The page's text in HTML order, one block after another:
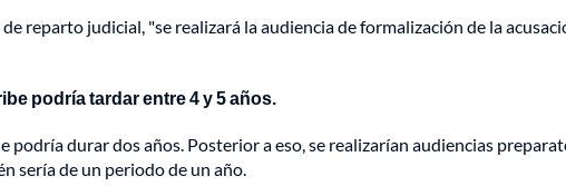
reparto judicial, "se realizará la audiencia de formalización de la
podría tardar entre 4 y 5 años.
podría durar dos años. Posterior a eso, se realizarían audiencias
sería de un periodo de un año.